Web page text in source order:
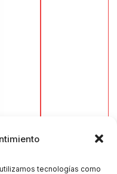
tecnologías como